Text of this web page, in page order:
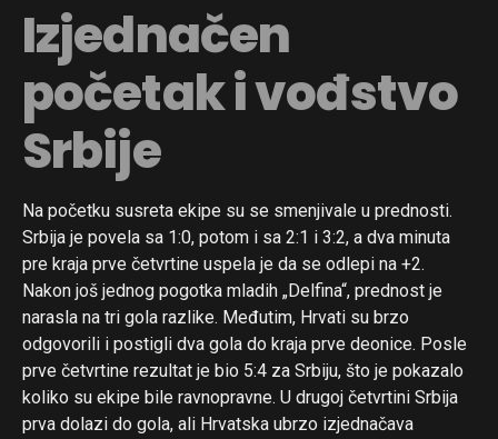
Izjednačen
početak i vođstvo
Srbije
Na početku susreta ekipe su se smenjivale u prednosti.
Srbija je povela sa 1:0, potom i sa 2:1 i 3:2, a dva minuta
pre kraja prve četvrtine uspela je da se odlepi na +2.
Nakon još jednog pogotka mladih „Delfina“, prednost je
narasla na tri gola razlike. Međutim, Hrvati su brzo
odgovorili i postigli dva gola do kraja prve deonice. Posle
prve četvrtine rezultat je bio 5:4 za Srbiju, što je pokazalo
koliko su ekipe bile ravnopravne. U drugoj četvrtini Srbija
prva dolazi do gola, ali Hrvatska ubrzo izjednačava